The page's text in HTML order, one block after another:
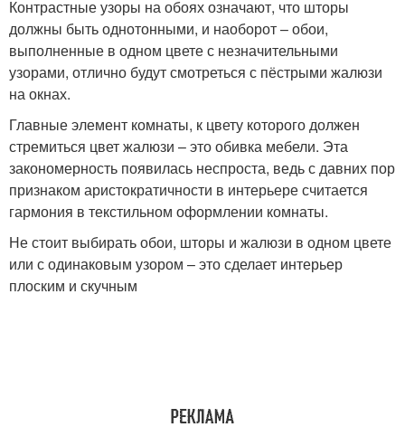
Контрастные узоры на обоях означают, что шторы
должны быть однотонными, и наоборот – обои,
выполненные в одном цвете с незначительными
узорами, отлично будут смотреться с пёстрыми жалюзи
на окнах.
Главные элемент комнаты, к цвету которого должен
стремиться цвет жалюзи – это обивка мебели. Эта
закономерность появилась неспроста, ведь с давних пор
признаком аристократичности в интерьере считается
гармония в текстильном оформлении комнаты.
Не стоит выбирать обои, шторы и жалюзи в одном цвете
или с одинаковым узором – это сделает интерьер
плоским и скучным